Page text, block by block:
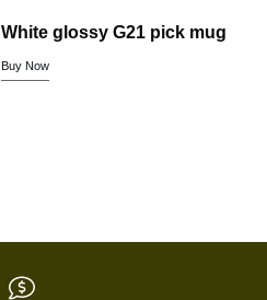
White glossy G21 pick mug
Buy Now